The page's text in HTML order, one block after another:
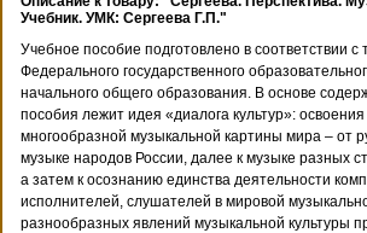
Учебник. УМК: Сергеева Г.П."
Учебное пособие подготовлено в соответствии с
Федерального государственного
начального общего образования. В основе
пособия лежит идея «диалога культур»:
многообразной музыкальной картины мира – от
музыке народов России, далее к музыке разных
а затем к осознанию единства деятельности
исполнителей, слушателей в мировой
разнообразных явлений музыкальной культуры